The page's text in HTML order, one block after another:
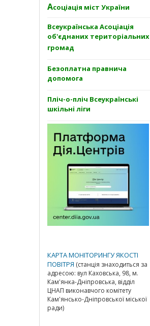
Асоціація міст України
Всеукраїнська Асоціація
об'єднаних територіальних
громад
Безоплатна правнича
допомога
Пліч-о-пліч Всеукраїнські
шкільні ліги
КАРТА МОНІТОРИНГУ ЯКОСТІ
ПОВІТРЯ (станція знаходиться за
адресою: вул Каховська, 98, м.
Кам'янка-Дніпровська, відділ
ЦНАП виконавчого комітету
Кам'янсько-Дніпровської міської
ради)